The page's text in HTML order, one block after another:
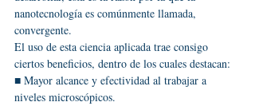
nanotecnología es comúnmente llamada,
convergente.
El uso de esta ciencia aplicada trae consigo
ciertos beneficios, dentro de los cuales destacan:
■ Mayor alcance y efectividad al trabajar a
niveles microscópicos.